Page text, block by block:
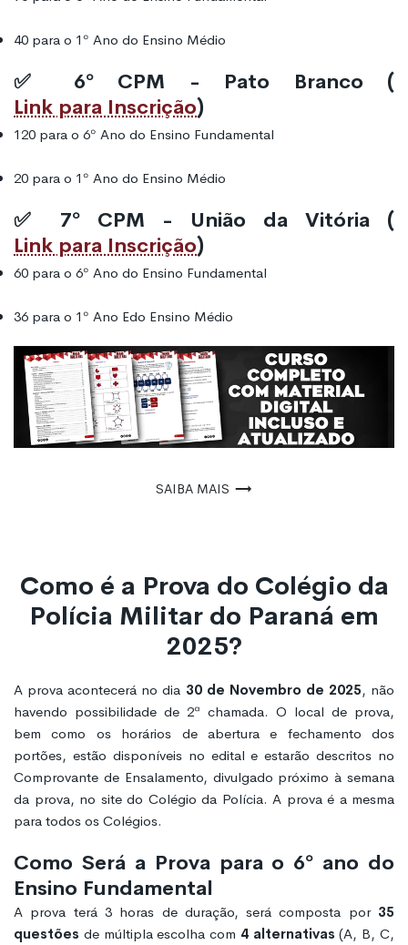
40 para o 1º Ano do Ensino Médio
✅ 6º CPM - Pato Branco (
Link para Inscrição)
120 para o 6º Ano do Ensino Fundamental
20 para o 1º Ano do Ensino Médio
✅ 7º CPM - União da Vitória (
Link para Inscrição)
60 para o 6º Ano do Ensino Fundamental
36 para o 1º Ano Edo Ensino Médio
Saiba mais
Como é a Prova do Colégio da
Polícia Militar do Paraná em
2025?
A prova acontecerá no dia 30 de Novembro de 2025, não
havendo possibilidade de 2ª chamada. O local de prova,
bem como os horários de abertura e fechamento dos
portões, estão disponíveis no edital e estarão descritos no
Comprovante de Ensalamento, divulgado próximo à semana
da prova, no site do Colégio da Polícia. A prova é a mesma
para todos os Colégios.
Como Será a Prova para o 6º ano do
Ensino Fundamental
A prova terá 3 horas de duração, será composta por 35
questões de múltipla escolha com 4 alternativas (A, B, C,